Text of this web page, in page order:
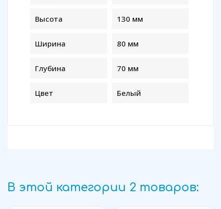
Высота 130 мм
Ширина 80 мм
Глубина 70 мм
Цвет Белый
В этой категории 2 товаров: